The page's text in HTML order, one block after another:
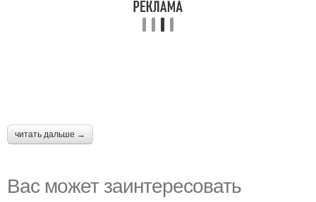
читать дальше →
Вас может заинтересовать